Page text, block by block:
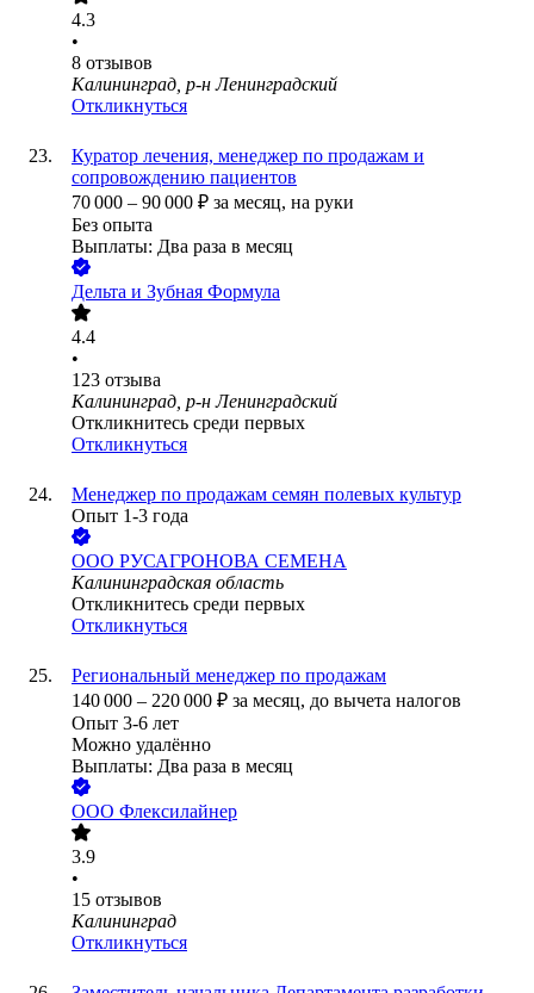
4.3
•
8 отзывов
Калининград, р-н Ленинградский
Откликнуться
Куратор лечения, менеджер по продажам и
сопровождению пациентов
70 000 – 90 000 ₽ за месяц, на руки
Без опыта
Выплаты: Два раза в месяц
Дельта и Зубная Формула
4.4
•
123 отзыва
Калининград, р-н Ленинградский
Откликнитесь среди первых
Откликнуться
Менеджер по продажам семян полевых культур
Опыт 1-3 года
ООО РУСАГРОНОВА СЕМЕНА
Калининградская область
Откликнитесь среди первых
Откликнуться
Региональный менеджер по продажам
140 000 – 220 000 ₽ за месяц, до вычета налогов
Опыт 3-6 лет
Можно удалённо
Выплаты: Два раза в месяц
ООО Флексилайнер
3.9
•
15 отзывов
Калининград
Откликнуться